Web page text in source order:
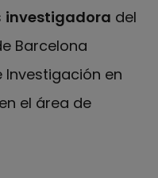
investigadora del
Barcelona
Investigación en
el área de